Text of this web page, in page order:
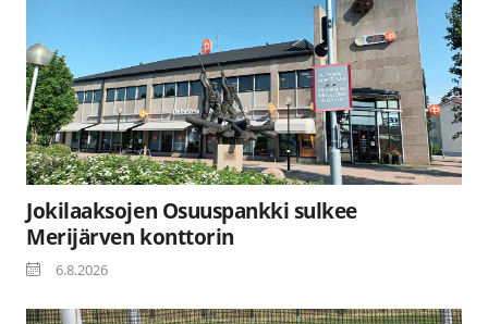
Jokilaaksojen Osuuspankki sulkee
Merijärven konttorin
6.8.2026